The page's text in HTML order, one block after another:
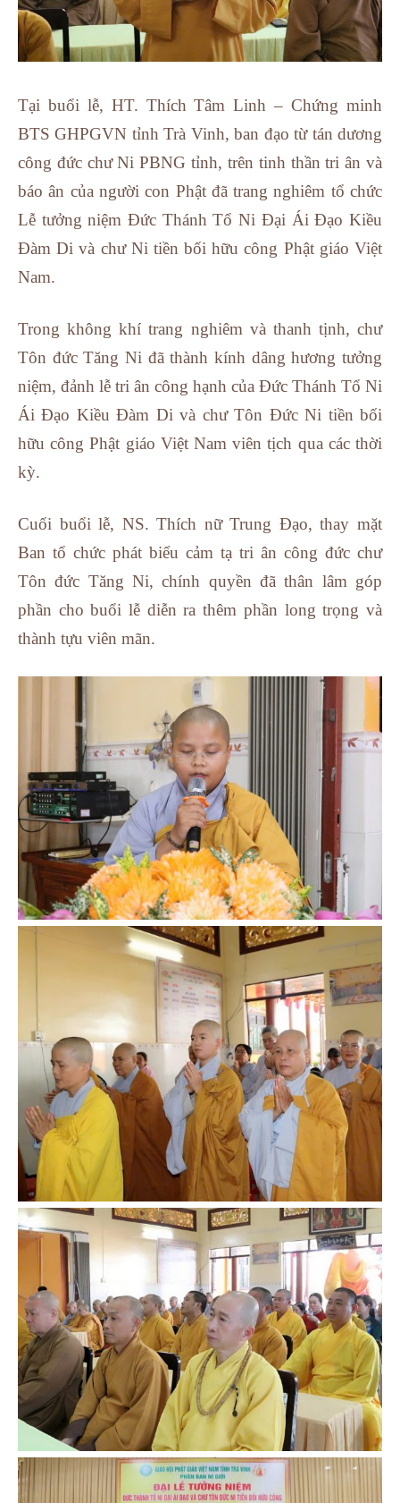
Tại buổi lễ, HT. Thích Tâm Linh – Chứng minh
BTS GHPGVN tỉnh Trà Vinh, ban đạo từ tán dương
công đức chư Ni PBNG tỉnh, trên tinh thần tri ân và
báo ân của người con Phật đã trang nghiêm tổ chức
Lễ tưởng niệm Đức Thánh Tổ Ni Đại Ái Đạo Kiều
Đàm Di và chư Ni tiền bối hữu công Phật giáo Việt
Nam.
Trong không khí trang nghiêm và thanh tịnh, chư
Tôn đức Tăng Ni đã thành kính dâng hương tưởng
niệm, đảnh lễ tri ân công hạnh của Đức Thánh Tổ Ni
Ái Đạo Kiều Đàm Di và chư Tôn Đức Ni tiền bối
hữu công Phật giáo Việt Nam viên tịch qua các thời
kỳ.
Cuối buổi lễ, NS. Thích nữ Trung Đạo, thay mặt
Ban tổ chức phát biểu cảm tạ tri ân công đức chư
Tôn đức Tăng Ni, chính quyền đã thân lâm góp
phần cho buổi lễ diễn ra thêm phần long trọng và
thành tựu viên mãn.